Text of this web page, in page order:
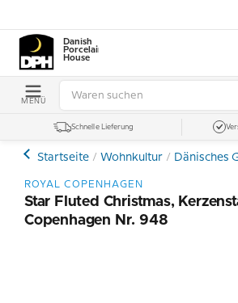
Danish
Porcelain
House
MENÜ
Schnelle Lieferung
Startseite Wohnkultur Dänisches
ROYAL COPENHAGEN
Star Fluted Christmas,
Copenhagen Nr. 948